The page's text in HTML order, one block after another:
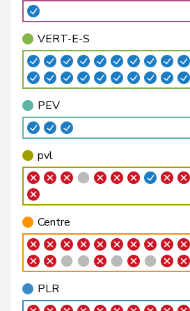
Bäumle Martin pvl
Bellaiche
Judith pvl
Bendahan
Samuel
Berthoud
Alexandre
Bertschy
Binder-Keller
Marianne
Bircher
Martina
Birrer-Heimo
Prisca
Bläsi
Thomas
Bourgeois
Jacques
VERT-E-S
PEV
pvl
Centre
PLR